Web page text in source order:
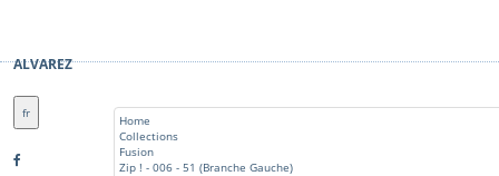
ALVAREZ
fr
Home
Collections
Fusion
Zip ! - 006 - 51 (Branche Gauche)